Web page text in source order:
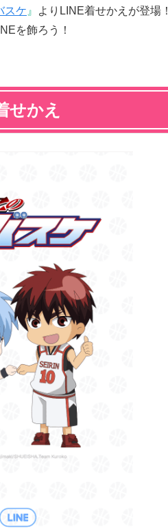
スケ 』
よりLINE着せかえが登場！
を飾ろう！
せかえ